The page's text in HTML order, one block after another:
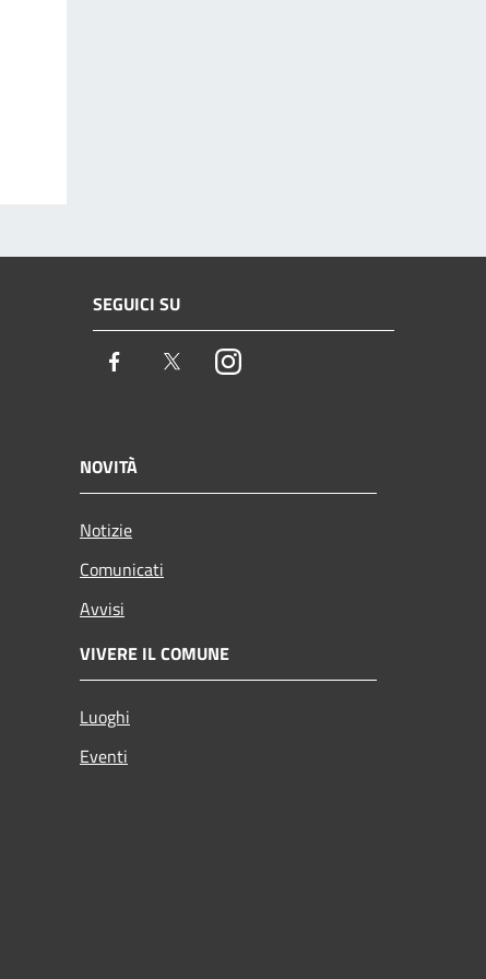
SEGUICI SU
Facebook TwitterInstagram
NOVITÀ
Notizie
Comunicati
Avvisi
VIVERE IL COMUNE
Luoghi
Eventi